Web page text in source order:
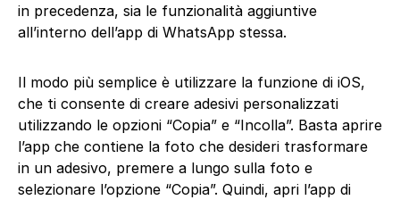
in precedenza, sia le funzionalità aggiuntive
all’interno dell’app di WhatsApp stessa.
Il modo più semplice è utilizzare la funzione di iOS,
che ti consente di creare adesivi personalizzati
utilizzando le opzioni “Copia” e “Incolla”. Basta aprire
l’app che contiene la foto che desideri trasformare
in un adesivo, premere a lungo sulla foto e
selezionare l’opzione “Copia”. Quindi, apri l’app di